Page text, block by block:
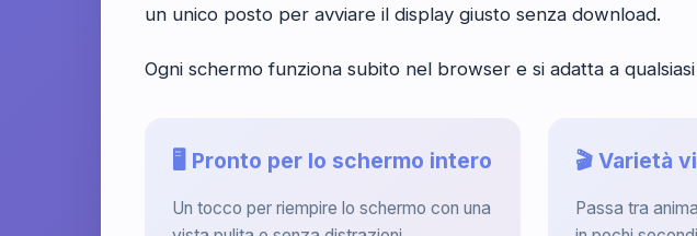
un unico posto per avviare il display giusto senza download.
Ogni schermo funziona subito nel browser e si adatta a
🖥️ Pronto per lo schermo intero
Un tocco per riempire lo schermo con una
🎬 Varietà
Passa tra